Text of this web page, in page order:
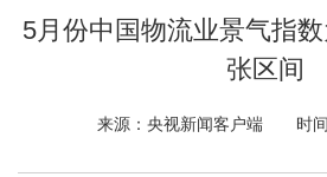
5月份中国物流业景气指
张区间
来源：央视新闻客户端 时